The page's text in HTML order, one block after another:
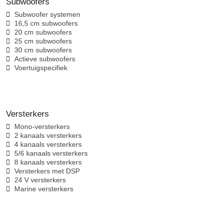
Subwoofer systemen
16,5 cm subwoofers
20 cm subwoofers
25 cm subwoofers
30 cm subwoofers
Actieve subwoofers
Voertuigspecifiek
Versterkers
Mono-versterkers
2 kanaals versterkers
4 kanaals versterkers
5/6 kanaals versterkers
8 kanaals versterkers
Versterkers met DSP
24 V versterkers
Marine versterkers